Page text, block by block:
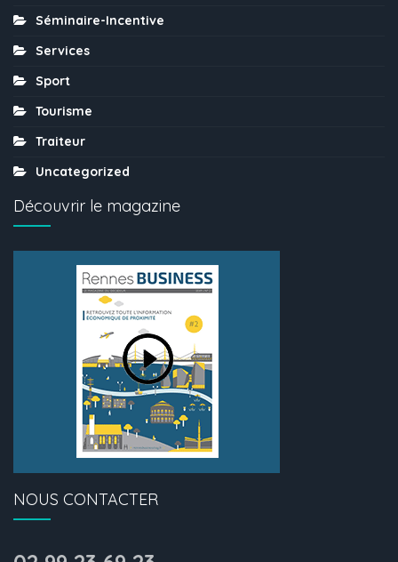
Séminaire-Incentive
Services
Sport
Tourisme
Traiteur
Uncategorized
Découvrir le magazine
NOUS CONTACTER